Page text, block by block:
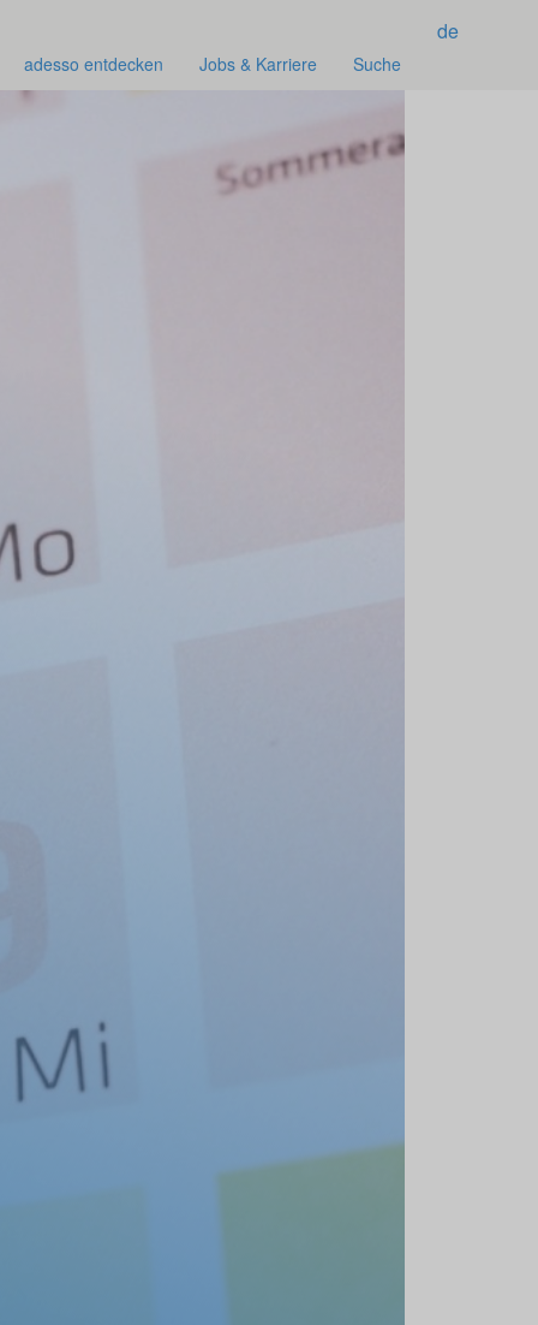
de
adesso entdecken Jobs & Karriere Suche